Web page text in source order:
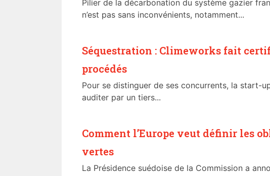
Pilier de la décarbonation du système gazier
n’est pas sans inconvénients, notamment...
Séquestration : Climeworks fait
procédés
Pour se distinguer de ses concurrents, la start-
auditer par un tiers...
Comment l’Europe veut définir les
vertes
La Présidence suédoise de la Commission a